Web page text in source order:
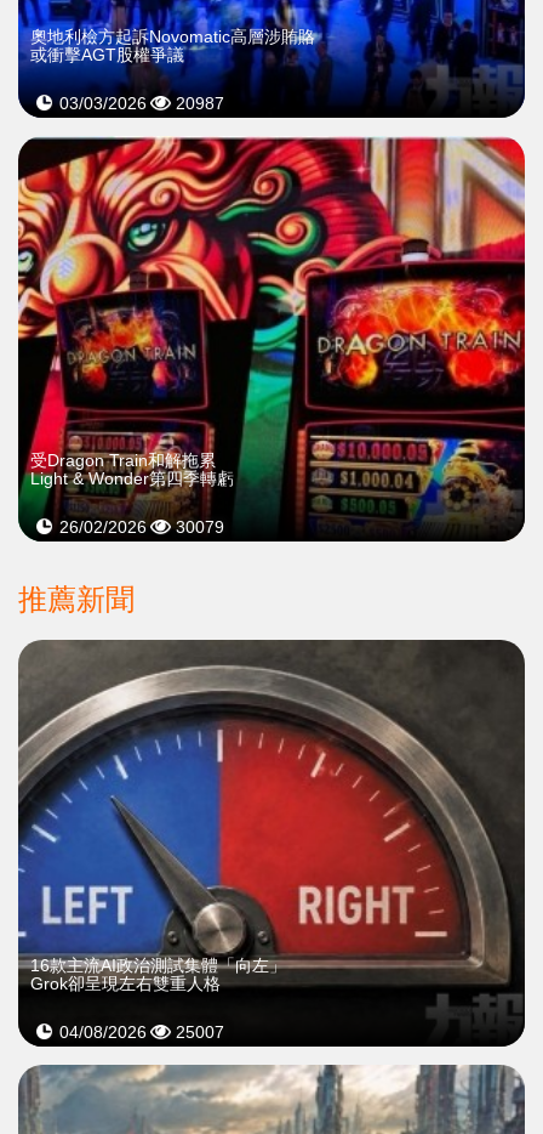
奧地利檢方起訴Novomatic高層涉賄賂
或衝擊AGT股權爭議
03/03/2026 20987
受Dragon Train和解拖累
Light & Wonder第四季轉虧
26/02/2026 30079
推薦新聞
16款主流AI政治測試集體「向左」
Grok卻呈現左右雙重人格
04/08/2026 25007